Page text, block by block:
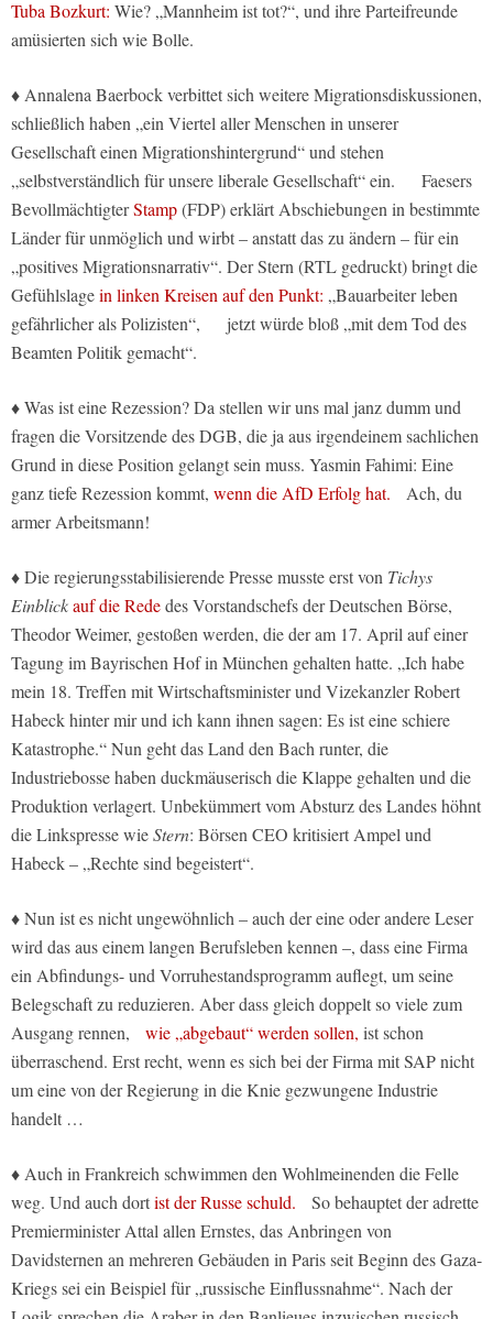
Tuba Bozkurt: Wie? „Mannheim ist tot?“, und ihre Parteifreunde
amüsierten sich wie Bolle.
♦ Annalena Baerbock verbittet sich weitere Migrationsdiskussionen,
schließlich haben „ein Viertel aller Menschen in unserer
Gesellschaft einen Migrationshintergrund“ und stehen
„selbstverständlich für unsere liberale Gesellschaft“ ein. Faesers
BevollmächtigterStamp(FDP) erklärt Abschiebungen in bestimmte
Länder für unmöglich und wirbt – anstatt das zu ändern – für ein
„positives Migrationsnarrativ“. Der Stern (RTL gedruckt) bringt die
Gefühlslagein linken Kreisen auf den Punkt: „Bauarbeiter leben
gefährlicher als Polizisten“, jetzt würde bloß „mit dem Tod des
Beamten Politik gemacht“.
♦ Was ist eine Rezession? Da stellen wir uns mal janz dumm und
fragen die Vorsitzende des DGB, die ja aus irgendeinem sachlichen
Grund in diese Position gelangt sein muss. Yasmin Fahimi: Eine
ganz tiefe Rezession kommt, wenn die AfD Erfolg hat. Ach, du
armer Arbeitsmann!
♦ Die regierungsstabilisierende Presse musste erst von Tichys
Einblickauf die Rededes Vorstandschefs der Deutschen Börse,
Theodor Weimer, gestoßen werden, die der am 17. April auf einer
Tagung im Bayrischen Hof in München gehalten hatte. „Ich habe
mein 18. Treffen mit Wirtschaftsminister und Vizekanzler Robert
Habeck hinter mir und ich kann ihnen sagen: Es ist eine schiere
Katastrophe.“ Nun geht das Land den Bach runter, die
Industriebosse haben duckmäuserisch die Klappe gehalten und die
Produktion verlagert. Unbekümmert vom Absturz des Landes höhnt
die Linkspresse wieStern: Börsen CEO kritisiert Ampel und
Habeck – „Rechte sind begeistert“.
♦ Nun ist es nicht ungewöhnlich – auch der eine oder andere Leser
wird das aus einem langen Berufsleben kennen –, dass eine Firma
ein Abfindungs- und Vorruhestandsprogramm auflegt, um seine
Belegschaft zu reduzieren. Aber dass gleich doppelt so viele zum
Ausgang rennen, wie „abgebaut“ werden sollen, ist schon
überraschend. Erst recht, wenn es sich bei der Firma mit SAP nicht
um eine von der Regierung in die Knie gezwungene Industrie
handelt …
♦ Auch in Frankreich schwimmen den Wohlmeinenden die Felle
weg. Und auch dortist der Russe schuld. So behauptet der adrette
Premierminister Attal allen Ernstes, das Anbringen von
Davidsternen an mehreren Gebäuden in Paris seit Beginn des Gaza-
Kriegs sei ein Beispiel für „russische Einflussnahme“. Nach der